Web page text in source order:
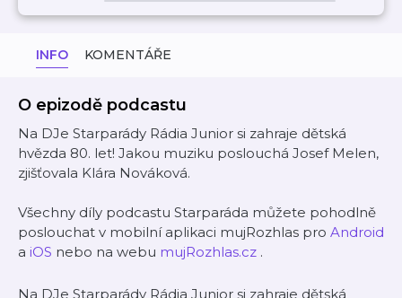
INFO KOMENTÁŘE
O epizodě podcastu
Na DJe Starparády Rádia Junior si zahraje dětská
hvězda 80. let! Jakou muziku poslouchá Josef Melen,
zjišťovala Klára Nováková.
Všechny díly podcastu Starparáda můžete pohodlně
poslouchat v mobilní aplikaci mujRozhlas pro Android
a iOS nebo na webu mujRozhlas.cz .
Na DJe Starparády Rádia Junior si zahraje dětská